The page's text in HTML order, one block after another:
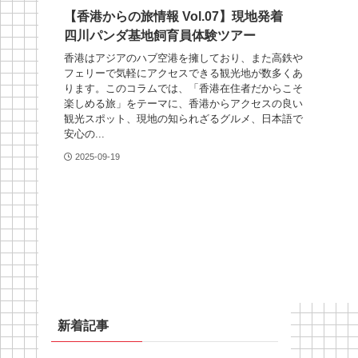
【香港からの旅情報 Vol.07】現地発着
四川パンダ基地飼育員体験ツアー
香港はアジアのハブ空港を擁しており、また高鉄や
フェリーで気軽にアクセスできる観光地が数多くあ
ります。このコラムでは、「香港在住者だからこそ
楽しめる旅」をテーマに、香港からアクセスの良い
観光スポット、現地の知られざるグルメ、日本語で
安心の...
2025-09-19
新着記事